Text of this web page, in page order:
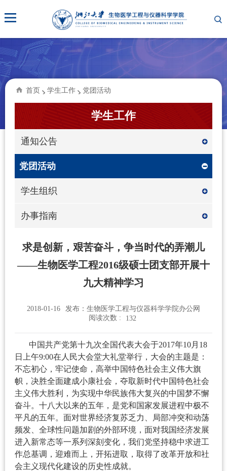
首页 学生工作 党团活动
学生工作
通知公告
党团活动
学生组织
办事指南
求是创新，艰苦奋斗，争当时代的弄潮儿
——生物医学工程2016级硕士团支部开展十
九大精神学习
2018-01-16
发布：生物医学工程与仪器科学学院办公网
阅读次数 :
132
中国共产党第十九次全国代表大会于2017年10月18
日上午9:00在人民大会堂大礼堂举行，大会的主题是：
不忘初心，牢记使命，高举中国特色社会主义伟大旗
帜，决胜全面建成小康社会，夺取新时代中国特色社会
主义伟大胜利，为实现中华民族伟大复兴的中国梦不懈
奋斗。十八大以来的五年，是党和国家发展进程中极不
平凡的五年。面对世界经济复苏乏力、局部冲突和动荡
频发、全球性问题加剧的外部环境，面对我国经济发展
进入新常态等一系列深刻变化，我们党坚持稳中求进工
作总基调，迎难而上，开拓进取，取得了改革开放和社
会主义现代化建设的历史性成就。